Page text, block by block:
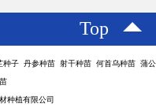
Top
子 丹参种苗 射干种苗 何首乌种苗 蒲公
种植有限公司